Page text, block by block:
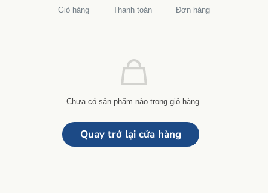
Giỏ hàng Thanh toán Đơn hàng
Chưa có sản phẩm nào trong giỏ hàng.
Quay trở lại cửa hàng